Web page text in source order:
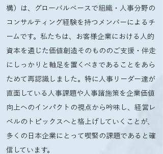
構）は、グローバルベースで組織・人事分野の
コンサルティング経験を持つメンバーによるチ
ームです。私たちは、お客様企業における人的
資本を通じた価値創造そのもののご支援・伴走
にしっかりと軸足を置くべきであることをあら
ためて再認識しました。特に人事リーダー達が
直面している人事課題や人事諸施策を企業価値
向上へのインパクトの視点から吟味し、経営レ
ベルのトピックスへと格上げしていくことが、
多くの日本企業にとって喫緊の課題であると確
信しています。